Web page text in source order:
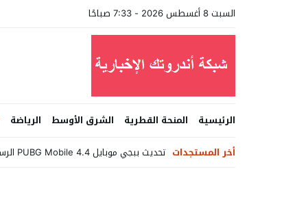
السبت 8 أغسطس 2026 - 7:33 صباحًا
الرئيسية المنحة القطرية الشرق الأوسط الرياضة
أخر المستجدات تحديث ببجي موبايل PUBG Mobile 4.4 الرسمي يصل بميزات خرافية وخرائط ج _